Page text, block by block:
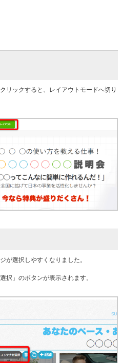
リックすると、レイアウトモードへ切り
が選択しやすくなりました。
択」のボタンが表示されます。